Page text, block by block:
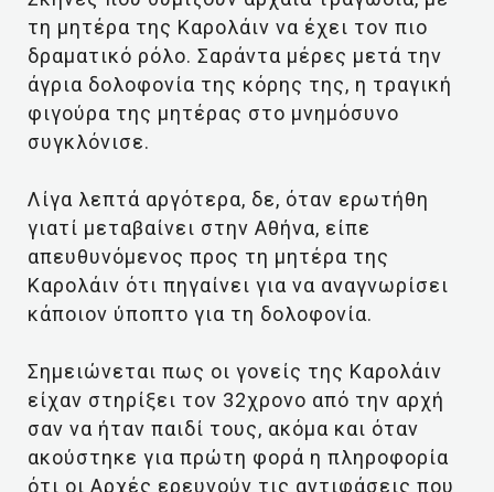
τη μητέρα της Καρολάιν να έχει τον πιο
δραματικό ρόλο. Σαράντα μέρες μετά την
άγρια δολοφονία της κόρης της, η τραγική
φιγούρα της μητέρας στο μνημόσυνο
συγκλόνισε.
Λίγα λεπτά αργότερα, δε, όταν ερωτήθη
γιατί μεταβαίνει στην Αθήνα, είπε
απευθυνόμενος προς τη μητέρα της
Καρολάιν ότι πηγαίνει για να αναγνωρίσει
κάποιον ύποπτο για τη δολοφονία.
Σημειώνεται πως οι γονείς της Καρολάιν
είχαν στηρίξει τον 32χρονο από την αρχή
σαν να ήταν παιδί τους, ακόμα και όταν
ακούστηκε για πρώτη φορά η πληροφορία
ότι οι Αρχές ερευνούν τις αντιφάσεις που